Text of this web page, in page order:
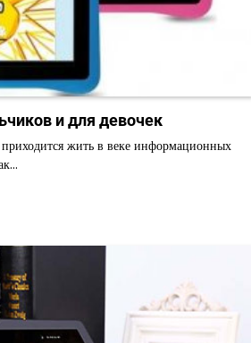
и для девочек
жить в веке информационных